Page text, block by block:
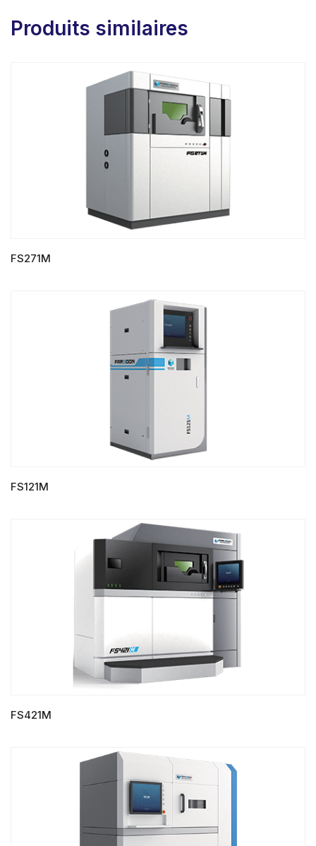
Produits similaires
FS271M
FS121M
FS421M